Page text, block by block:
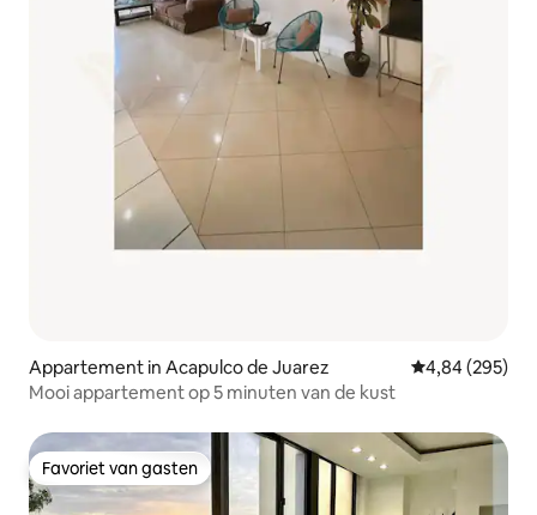
Appartement in Acapulco de Juarez Gemiddelde
4,84 (295)
Mooi appartement op 5 minuten van de kust
Favoriet van gasten
Favoriet van gasten